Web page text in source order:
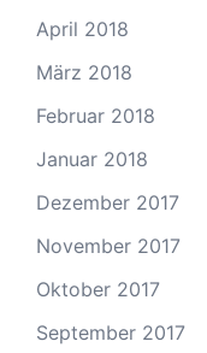
April 2018
März 2018
Februar 2018
Januar 2018
Dezember 2017
November 2017
Oktober 2017
September 2017